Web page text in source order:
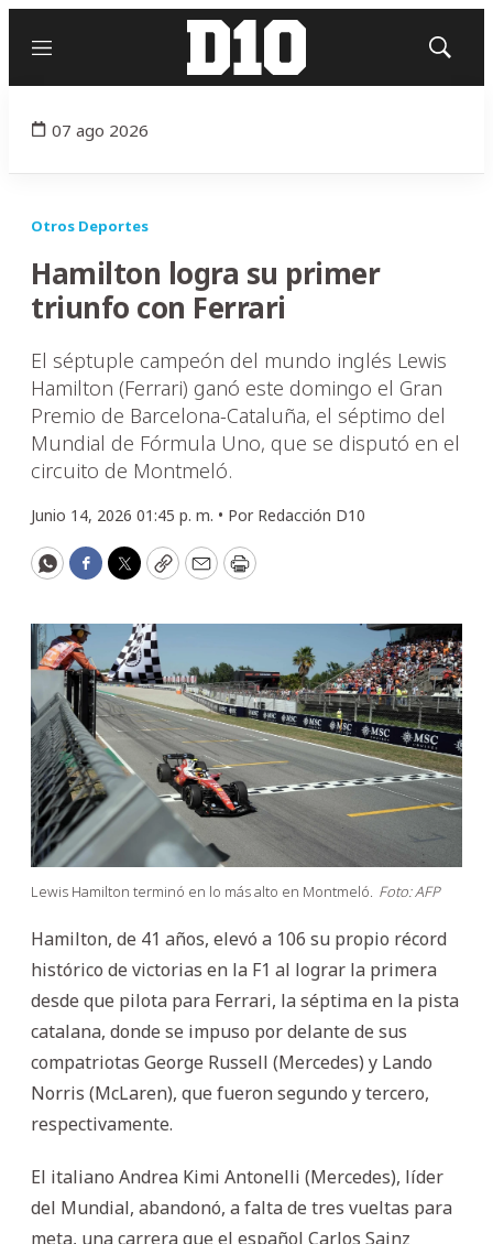
Menú
Mostrar
07 ago 2026
Otros Deportes
Hamilton logra su primer
triunfo con Ferrari
El séptuple campeón del mundo inglés Lewis
Hamilton (Ferrari) ganó este domingo el Gran
Premio de Barcelona-Cataluña, el séptimo del
Mundial de Fórmula Uno, que se disputó en el
circuito de Montmeló.
Junio 14, 2026 01:45 p. m. • Por Redacción D10
WhatsApp
Facebook
Twitter
CopyEmailPrint
Lewis Hamilton terminó en lo más alto en Montmeló. Foto: AFP
Hamilton, de 41 años, elevó a 106 su propio récord
histórico de victorias en la F1 al lograr la primera
desde que pilota para Ferrari, la séptima en la pista
catalana, donde se impuso por delante de sus
compatriotas George Russell (Mercedes) y Lando
Norris (McLaren), que fueron segundo y tercero,
respectivamente.
El italiano Andrea Kimi Antonelli (Mercedes), líder
del Mundial, abandonó, a falta de tres vueltas para
meta, una carrera que el español Carlos Sainz